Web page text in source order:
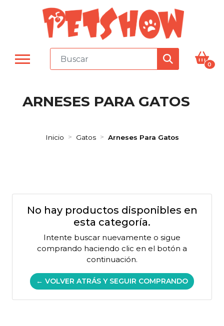
0
ARNESES PARA GATOS
Inicio Gatos Arneses Para Gatos
No hay productos disponibles en
esta categoría.
Intente buscar nuevamente o sigue
comprando haciendo clic en el botón a
continuación.
← VOLVER ATRÁS Y SEGUIR COMPRANDO